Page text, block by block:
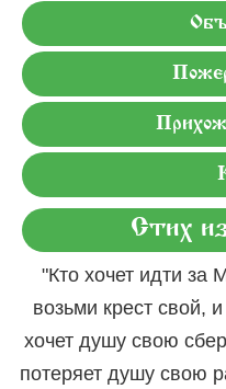
Стих
"Кто хочет идти за
возьми крест свой,
хочет душу свою
потеряет душу свою